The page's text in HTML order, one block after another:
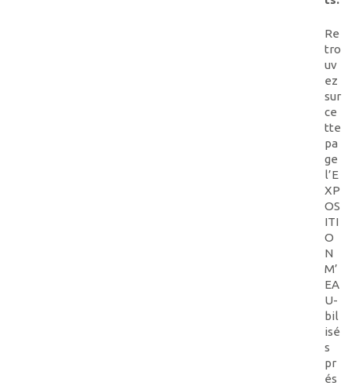
Re
tro
uv
ez
sur
ce
tte
pa
ge
l’E
XP
OS
ITI
O
N
M’
EA
U-
bil
isé
s
pr
és